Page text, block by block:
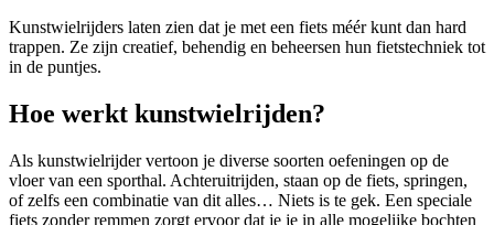
Kunstwielrijders laten zien dat je met een fiets méér kunt dan hard
trappen. Ze zijn creatief, behendig en beheersen hun fietstechniek tot
in de puntjes.
Hoe werkt kunstwielrijden?
Als kunstwielrijder vertoon je diverse soorten oefeningen op de
vloer van een sporthal. Achteruitrijden, staan op de fiets, springen,
of zelfs een combinatie van dit alles… Niets is te gek. Een speciale
fiets zonder remmen zorgt ervoor dat je je in alle mogelijke bochten